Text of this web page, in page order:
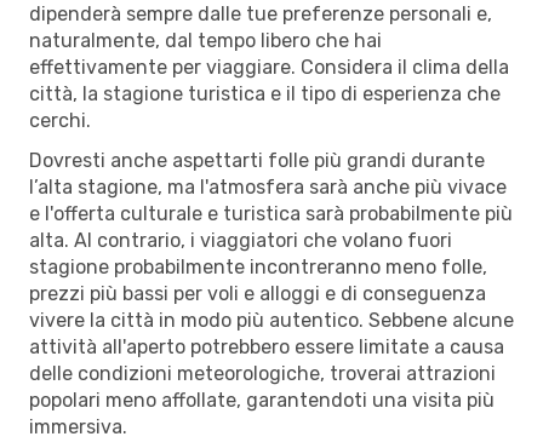
dipenderà sempre dalle tue preferenze personali e,
naturalmente, dal tempo libero che hai
effettivamente per viaggiare. Considera il clima della
città, la stagione turistica e il tipo di esperienza che
cerchi.
Dovresti anche aspettarti folle più grandi durante
l’alta stagione, ma l'atmosfera sarà anche più vivace
e l'offerta culturale e turistica sarà probabilmente più
alta. Al contrario, i viaggiatori che volano fuori
stagione probabilmente incontreranno meno folle,
prezzi più bassi per voli e alloggi e di conseguenza
vivere la città in modo più autentico. Sebbene alcune
attività all'aperto potrebbero essere limitate a causa
delle condizioni meteorologiche, troverai attrazioni
popolari meno affollate, garantendoti una visita più
immersiva.